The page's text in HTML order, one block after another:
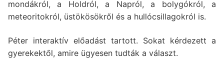
mondákról, a Holdról, a Napról, a bolygókról, a
meteoritokról, üstökösökről és a hullócsillagokról is.
Péter interaktív előadást tartott. Sokat kérdezett a
gyerekektől, amire ügyesen tudták a választ.